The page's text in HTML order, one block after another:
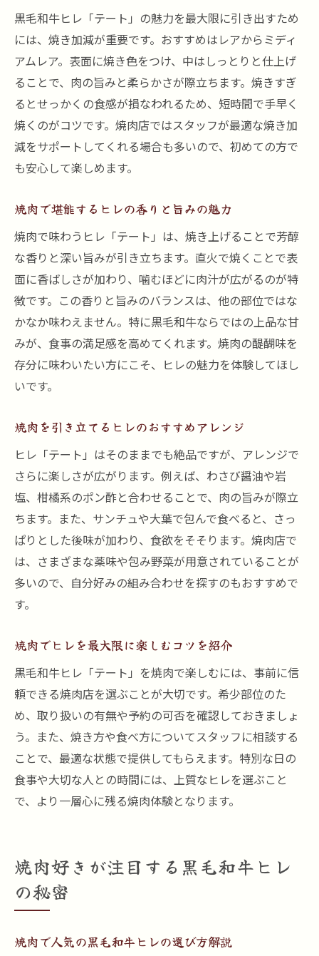
黒毛和牛ヒレ「テート」の魅力を最大限に引き出すため
には、焼き加減が重要です。おすすめはレアからミディ
アムレア。表面に焼き色をつけ、中はしっとりと仕上げ
ることで、肉の旨みと柔らかさが際立ちます。焼きすぎ
るとせっかくの食感が損なわれるため、短時間で手早く
焼くのがコツです。焼肉店ではスタッフが最適な焼き加
減をサポートしてくれる場合も多いので、初めての方で
も安心して楽しめます。
焼肉で堪能するヒレの香りと旨みの魅力
焼肉で味わうヒレ「テート」は、焼き上げることで芳醇
な香りと深い旨みが引き立ちます。直火で焼くことで表
面に香ばしさが加わり、噛むほどに肉汁が広がるのが特
徴です。この香りと旨みのバランスは、他の部位ではな
かなか味わえません。特に黒毛和牛ならではの上品な甘
みが、食事の満足感を高めてくれます。焼肉の醍醐味を
存分に味わいたい方にこそ、ヒレの魅力を体験してほし
いです。
焼肉を引き立てるヒレのおすすめアレンジ
ヒレ「テート」はそのままでも絶品ですが、アレンジで
さらに楽しさが広がります。例えば、わさび醤油や岩
塩、柑橘系のポン酢と合わせることで、肉の旨みが際立
ちます。また、サンチュや大葉で包んで食べると、さっ
ぱりとした後味が加わり、食欲をそそります。焼肉店で
は、さまざまな薬味や包み野菜が用意されていることが
多いので、自分好みの組み合わせを探すのもおすすめで
す。
焼肉でヒレを最大限に楽しむコツを紹介
黒毛和牛ヒレ「テート」を焼肉で楽しむには、事前に信
頼できる焼肉店を選ぶことが大切です。希少部位のた
め、取り扱いの有無や予約の可否を確認しておきましょ
う。また、焼き方や食べ方についてスタッフに相談する
ことで、最適な状態で提供してもらえます。特別な日の
食事や大切な人との時間には、上質なヒレを選ぶこと
で、より一層心に残る焼肉体験となります。
焼肉好きが注目する黒毛和牛ヒレ
の秘密
焼肉で人気の黒毛和牛ヒレの選び方解説